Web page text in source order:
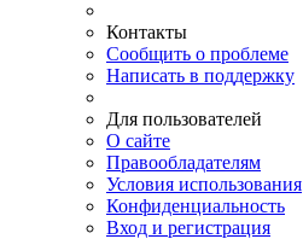
Контакты
Сообщить о проблеме
Написать в поддержку
Для пользователей
О сайте
Правообладателям
Условия использования
Конфиденциальность
Вход и регистрация